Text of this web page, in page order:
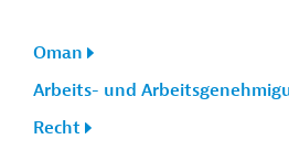
Oman
Arbeits- und
Recht